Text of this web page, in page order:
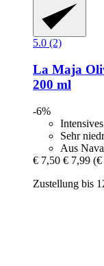
5.0 (2)
La Maja
200 ml
-6%
Sehr
Aus
€ 7,50 € 7,99 (€
Zustellung bis